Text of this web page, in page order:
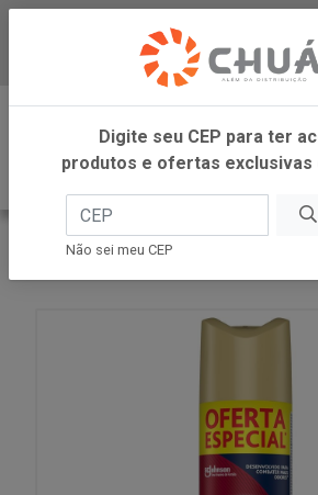
INÍCIO
SC JOHNSON
Digite seu CEP para ter
produtos e ofertas exclusivas
Não sei meu CEP